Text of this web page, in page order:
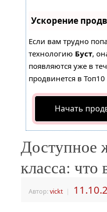
Ускорение
Если вам трудно
технологию Буст,
появляются уже в
продвинется в Топ10
Начать
Доступное
класса: что
Автор:vickt |